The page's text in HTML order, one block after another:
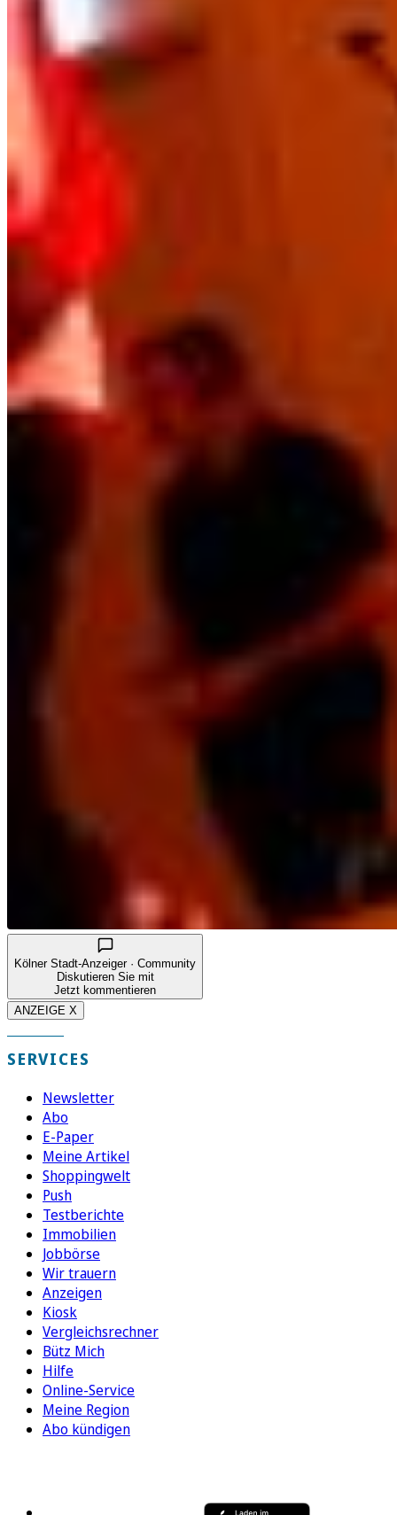
Kölner Stadt-Anzeiger · Community
Diskutieren Sie mit
Jetzt kommentieren
ANZEIGE X
SERVICES
Newsletter
Abo
E-Paper
Meine Artikel
Shoppingwelt
Push
Testberichte
Immobilien
Jobbörse
Wir trauern
Anzeigen
Kiosk
Vergleichsrechner
Bütz Mich
Hilfe
Online-Service
Meine Region
Abo kündigen